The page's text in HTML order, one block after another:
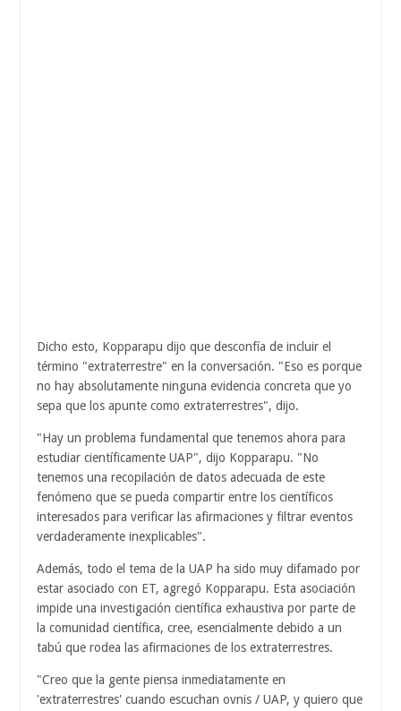
Dicho esto, Kopparapu dijo que desconfía de incluir el
término "extraterrestre" en la conversación. "Eso es porque
no hay absolutamente ninguna evidencia concreta que yo
sepa que los apunte como extraterrestres", dijo.
"Hay un problema fundamental que tenemos ahora para
estudiar científicamente UAP", dijo Kopparapu. "No
tenemos una recopilación de datos adecuada de este
fenómeno que se pueda compartir entre los científicos
interesados ​​para verificar las afirmaciones y filtrar eventos
verdaderamente inexplicables".
Además, todo el tema de la UAP ha sido muy difamado por
estar asociado con ET, agregó Kopparapu. Esta asociación
impide una investigación científica exhaustiva por parte de
la comunidad científica, cree, esencialmente debido a un
tabú que rodea las afirmaciones de los extraterrestres.
"Creo que la gente piensa inmediatamente en
'extraterrestres' cuando escuchan ovnis / UAP, y quiero que